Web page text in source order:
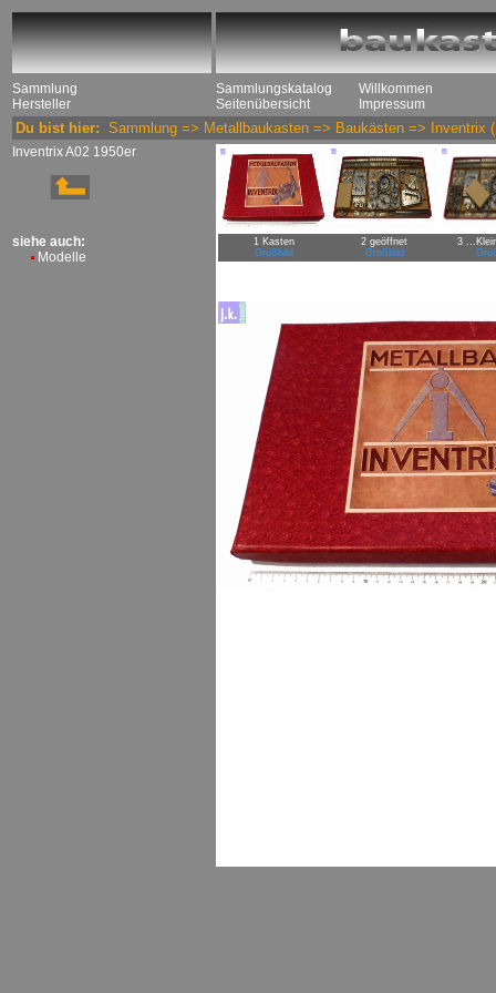
Sammlung
Hersteller
Sammlungskatalog
Seitenübersicht
Willkommen
Impressum
Du bist hier: Sammlung => Metallbaukasten => Baukästen => Inventrix
Inventrix A02 1950er
siehe auch:
Modelle
1 Kasten
Großbild
2 geöffnet
Großbild
3